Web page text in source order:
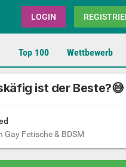
LOGIN
Top 100 Wettbewerb
ist der Beste?😅
Gay Fetische & BDSM